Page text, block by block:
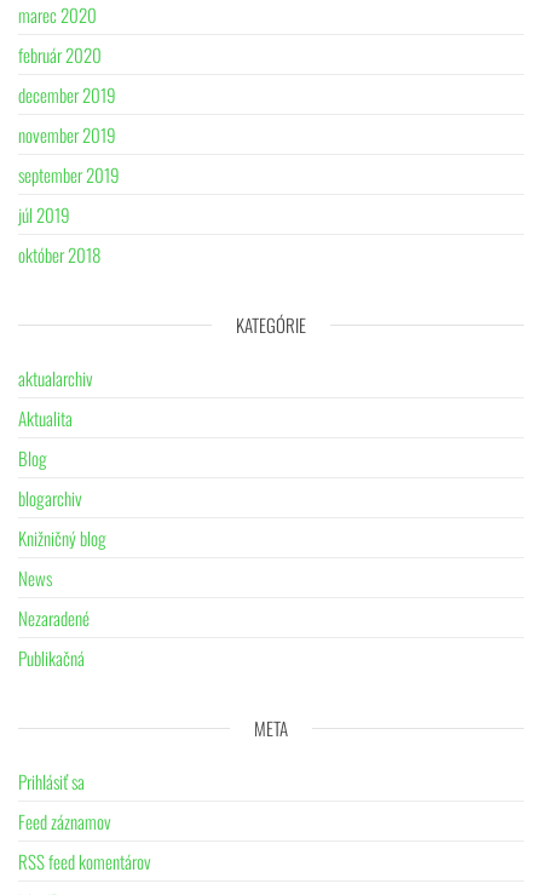
marec 2020
február 2020
december 2019
november 2019
september 2019
júl 2019
október 2018
KATEGÓRIE
aktualarchiv
Aktualita
Blog
blogarchiv
Knižničný blog
News
Nezaradené
Publikačná
META
Prihlásiť sa
Feed záznamov
RSS feed komentárov